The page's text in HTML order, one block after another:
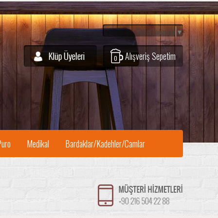
Alışveriş Sepetim
0
Select Language ▼
Medikal Bardaklar/Kadehler/Camlar